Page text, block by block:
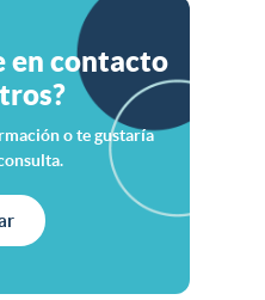
en contacto
o te gustaría